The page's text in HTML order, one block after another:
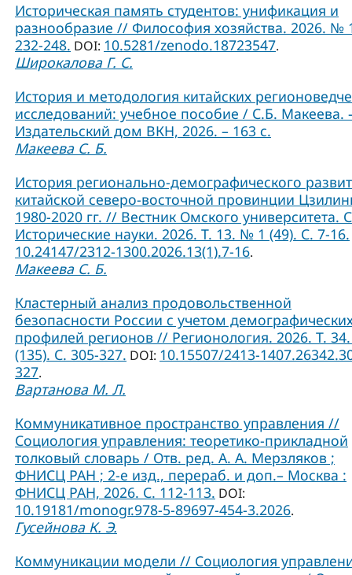
Историческая память студентов: унификация и
разнообразие // Философия хозяйства. 2026. №
232-248. DOI: 10.5281/zenodo.18723547.
Широкалова Г. С.
История и методология китайских
исследований: учебное пособие / С.Б. Макеева.
Издательский дом ВКН, 2026. – 163 с.
Макеева С. Б.
История регионально-демографического
китайской северо-восточной провинции
1980-2020 гг. // Вестник Омского университета.
Исторические науки. 2026. Т. 13. № 1 (49). С. 7-16.
10.24147/2312-1300.2026.13(1).7-16.
Макеева С. Б.
Кластерный анализ продовольственной
безопасности России с учетом
профилей регионов // Регионология. 2026. Т.
(135). С. 305-327. DOI: 10.15507/2413-
327.
Вартанова М. Л.
Коммуникативное пространство управления //
Социология управления: теоретико-прикладной
толковый словарь / Отв. ред. А. А. Мерзляков ;
ФНИСЦ РАН ; 2-е изд., перераб. и доп.– Москва :
ФНИСЦ РАН, 2026. С. 112-113. DOI:
10.19181/monogr.978-5-89697-454-3.2026.
Гусейнова К. Э.
Коммуникации модели // Социология